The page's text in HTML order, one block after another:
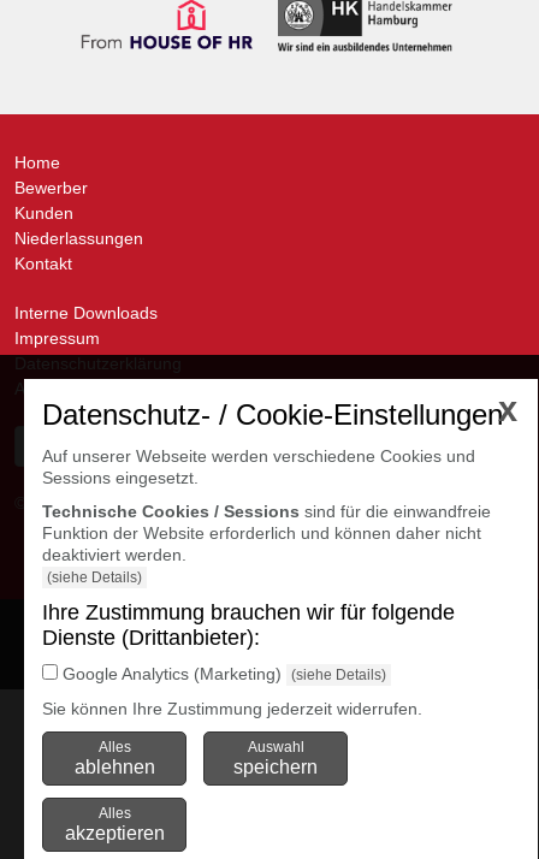
Home
Bewerber
Kunden
Niederlassungen
Kontakt
Interne Downloads
Impressum
© avanti GmbH Kontakte Niederlassungen
x
Datenschutz- / Cookie-Einstellungen
Auf unserer Webseite werden verschiedene Cookies und
Sessions eingesetzt.
Technische Cookies / Sessions sind für die einwandfreie
Funktion der Website erforderlich und können daher nicht
deaktiviert werden.
(siehe Details)
Ihre Zustimmung brauchen wir für folgende
Dienste (Drittanbieter):
Google Analytics (Marketing) (siehe Details)
Sie können Ihre Zustimmung jederzeit widerrufen.
Alles
ablehnen
Auswahl
speichern
Alles
akzeptieren
Cookie Einstellungen
öffnen